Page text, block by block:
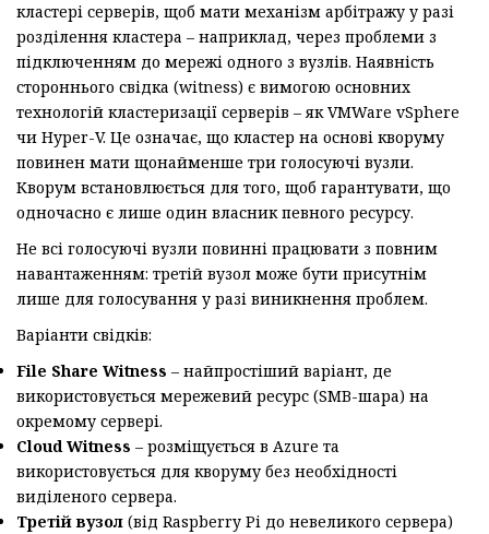
кластері серверів, щоб мати механізм арбітражу у разі
розділення кластера – наприклад, через проблеми з
підключенням до мережі одного з вузлів. Наявність
стороннього свідка (witness) є вимогою основних
технологій кластеризації серверів – як VMWare vSphere
чи Hyper-V. Це означає, що кластер на основі кворуму
повинен мати щонайменше три голосуючі вузли.
Кворум встановлюється для того, щоб гарантувати, що
одночасно є лише один власник певного ресурсу.
Не всі голосуючі вузли повинні працювати з повним
навантаженням: третій вузол може бути присутнім
лише для голосування у разі виникнення проблем.
Варіанти свідків:
File Share Witness – найпростіший варіант, де
використовується мережевий ресурс (SMB-шара) на
окремому сервері.
Cloud Witness – розміщується в Azure та
використовується для кворуму без необхідності
виділеного сервера.
Третій вузол (від Raspberry Pi до невеликого сервера)